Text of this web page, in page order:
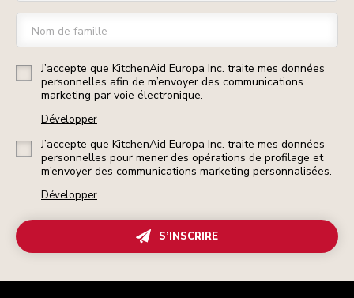
Nom de famille
J’accepte que KitchenAid Europa Inc. traite mes données
personnelles afin de m’envoyer des communications
marketing par voie électronique.
Développer
J’accepte que KitchenAid Europa Inc. traite mes données
personnelles pour mener des opérations de profilage et
m’envoyer des communications marketing personnalisées.
Développer
S’INSCRIRE